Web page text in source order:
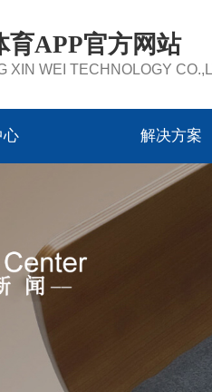
APP官方网站
XIN WEI TECHNOLOGY
心 解决方案